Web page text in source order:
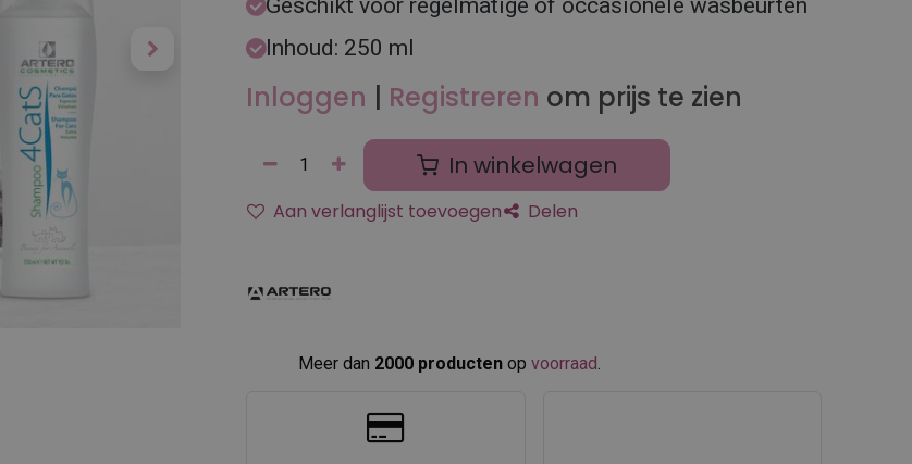
Geschikt voor regelmatige of occasionele wasbeurten
Inhoud: 250 ml
Inloggen | Registreren om prijs te zien
In winkelwagen
Aan verlanglijst toevoegen Delen
Meer dan 2000 producten op voorraad